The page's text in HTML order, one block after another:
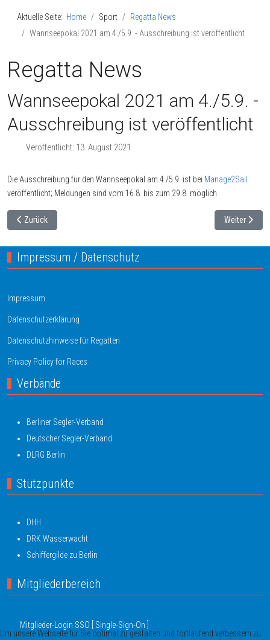
Aktuelle Seite: Home Sport
Regatta News
Wannseepokal 2021 am 4./5.9. - Ausschreibung ist veröffentlicht
Regatta News
Wannseepokal 2021 am 4./5.9. -
Ausschreibung ist veröffentlicht
Veröffentlicht: 13. August 2021
Die Ausschreibung für den Wannseepokal am 4./5.9. ist bei Manage2Sail
veröffentlicht; Meldungen sind vom 16.8. bis zum 29.8. möglich.
Vorheriger Beitrag: Null Drei Cup am 14./15. August
Zurück Nächster
Weiter
Impressum / Datenschutz
Impressum
Datenschutzerklärung
Datenschutzhinweise für Regatten
Privacy Policy for Races
Verbände
Berliner Segler-Verband
Deutscher Segler-Verband
DLRG Berlin
Stützpunkte
DHH
DRK Wasserwacht
Schiffergilde zu Berlin
Mitgliederbereich
Mitglieder-Login SSO [ Single-Sign-On ]
Um unsere Webseite für Sie optimal zu gestalten und fortlaufend verbessern zu